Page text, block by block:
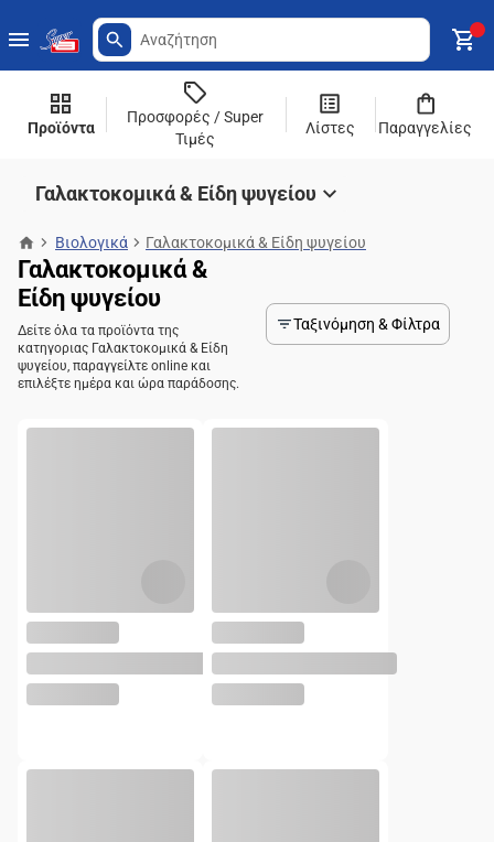
Προϊόντα
Προσφορές / Super
Τιμές
Λίστες Παραγγελίες
Γαλακτοκομικά & Είδη ψυγείου
Βιολογικά Γαλακτοκομικά & Είδη ψυγείου
Γαλακτοκομικά &
Είδη ψυγείου
Δείτε όλα τα προϊόντα της
κατηγοριας Γαλακτοκομικά & Είδη
ψυγείου, παραγγείλτε online και
επιλέξτε ημέρα και ώρα παράδοσης.
Ταξινόμηση & Φίλτρα